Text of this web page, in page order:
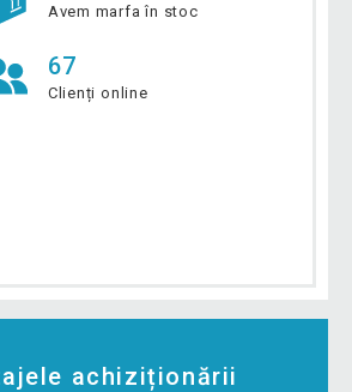
Avem marfa în stoc
67
Clienți online
achiziționării